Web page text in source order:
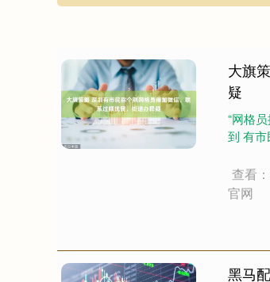
大旗
疑
“网格
到 有
查看
官网
黑马